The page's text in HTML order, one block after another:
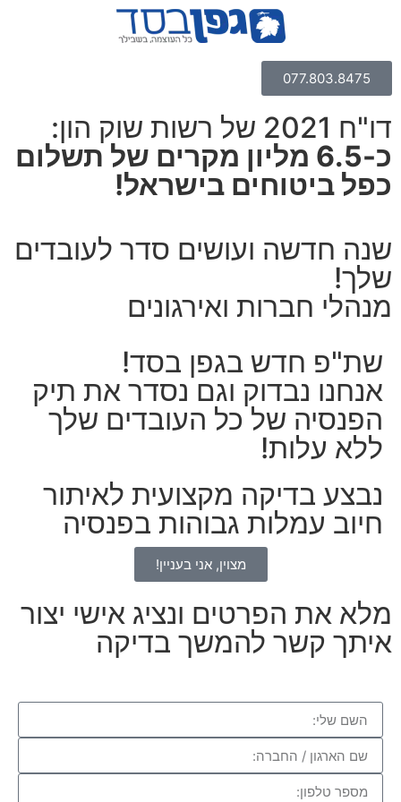
077.803.8475
דו"ח 2021 של רשות שוק הון:
כ-6.5 מליון מקרים של תשלום
כפל ביטוחים בישראל!
שנה חדשה ועושים סדר לעובדים
שלך!
מנהלי חברות ואירגונים
שת"פ חדש בגפן בסד!
אנחנו נבדוק וגם נסדר את תיק
הפנסיה של כל העובדים שלך
ללא עלות!
נבצע בדיקה מקצועית לאיתור
חיוב עמלות גבוהות בפנסיה
מצוין, אני בעניין!
מלא את הפרטים ונציג אישי יצור
איתך קשר להמשך בדיקה